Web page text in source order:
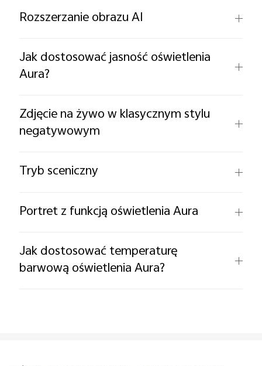
Rozszerzanie obrazu AI
Jak dostosować jasność oświetlenia
Aura?
Zdjęcie na żywo w klasycznym stylu
negatywowym
Tryb sceniczny
Portret z funkcją oświetlenia Aura
Jak dostosować temperaturę
barwową oświetlenia Aura?